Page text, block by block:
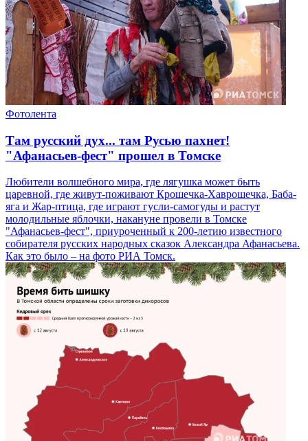
Фотолента
Там русский дух... там Русью пахнет!
"Афанасьев-фест" прошел в Томске
Любители волшебного мира, где лягушка может быть
царевной, где живут-поживают Крошечка-Хаврошечка, Баба-
яга и Жар-птица, где играют гусли-самогуды и растут
молодильные яблочки, накануне провели в Томске
"Афанасьев-фест", приуроченный к 200-летию известного
собирателя русских народных сказок Александра Афанасьева.
Как это было – на фото РИА Томск.